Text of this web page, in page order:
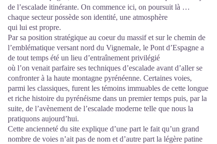
de l’escalade itinérante. On commence ici, on poursuit là …
chaque secteur possède son identité, une atmosphère
qui lui est propre.
Par sa position stratégique au coeur du massif et sur le chemin de
l’emblématique versant nord du Vignemale, le Pont d’Espagne a
de tout temps été un lieu d’entraînement privilégié
où l’on venait parfaire ses techniques d’escalade avant d’aller se
confronter à la haute montagne pyrénéenne. Certaines voies,
parmi les classiques, furent les témoins immuables de cette longue
et riche histoire du pyrénéisme dans un premier temps puis, par la
suite, de l’avènement de l’escalade moderne telle que nous la
pratiquons aujourd’hui.
Cette ancienneté du site explique d’une part le fait qu’un grand
nombre de voies n’ait pas de nom et d’autre part la légère patine